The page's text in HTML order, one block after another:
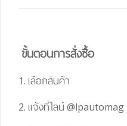
ขั้นตอนการสั่งซื้อ
1. เลือกสินค้า
2. แจ้งที่ไลน์ @lpautomag